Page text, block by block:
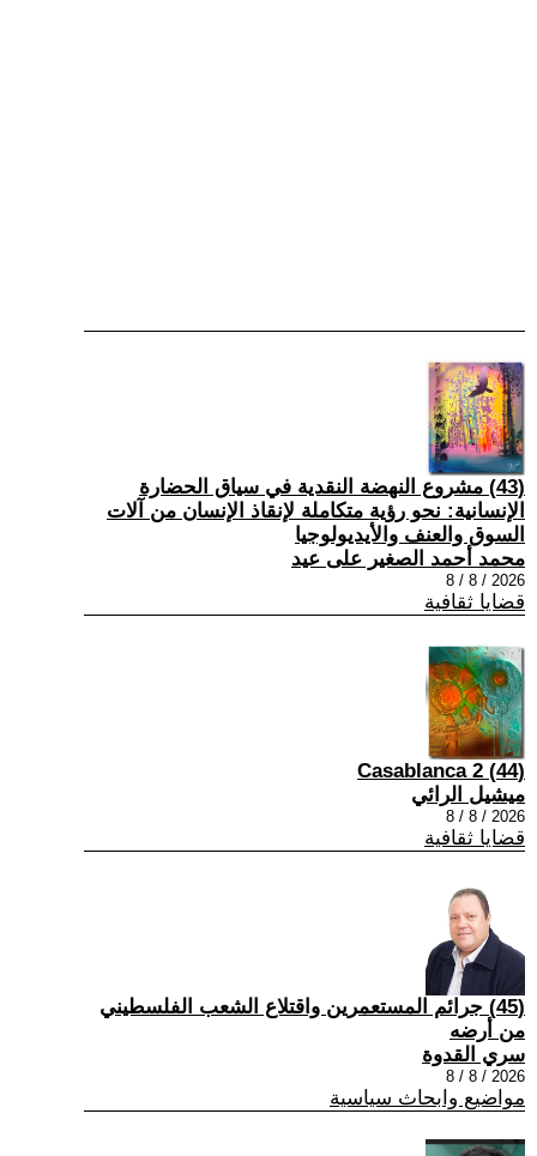
(43) مشروع النهضة النقدية في سياق الحضارة
الإنسانية: نحو رؤية متكاملة لإنقاذ الإنسان من آلات
السوق والعنف والأيديولوجيا
محمد أحمد الصغير على عيد
2026 / 8 / 8
قضايا ثقافية
(44) Casablanca 2
ميشيل الرائي
2026 / 8 / 8
قضايا ثقافية
(45) جرائم المستعمرين واقتلاع الشعب الفلسطيني
من أرضه
سري القدوة
2026 / 8 / 8
مواضيع وابحاث سياسية